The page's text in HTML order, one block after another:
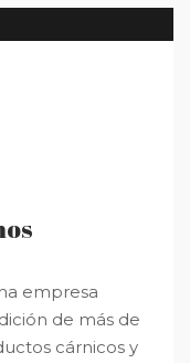
empresa
de más de
cárnicos y